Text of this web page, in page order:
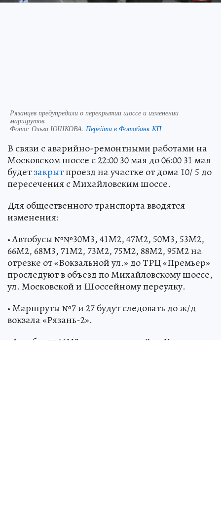
Рязанцев предупредили о перекрытии шоссе и изменении
маршрутов.
Фото: Ольга ЮШКОВА. Перейти в Фотобанк КП
В связи с аварийно-ремонтными работами на
Московском шоссе с 22:00 30 мая до 06:00 31 мая
будетзакрытпроезд на участке от дома 10/ 5 до
пересечения с Михайловским шоссе.
Для общественного транспорта вводятся
изменения:
• Автобусы №№30М3, 41М2, 47М2, 50М3, 53М2,
66М2, 68М3, 71М2, 73М2, 75М2, 88М2, 95М2 на
отрезке от «Вокзальной ул.» до ТРЦ «Премьер»
проследуют в объезд по Михайловскому шоссе,
ул. Московской и Шоссейному переулку.
• Маршруты №7 и 27 будут следовать до ж/д
вокзала «Рязань-2».
• Автобус №46М3 от остановки «Дом Художник»